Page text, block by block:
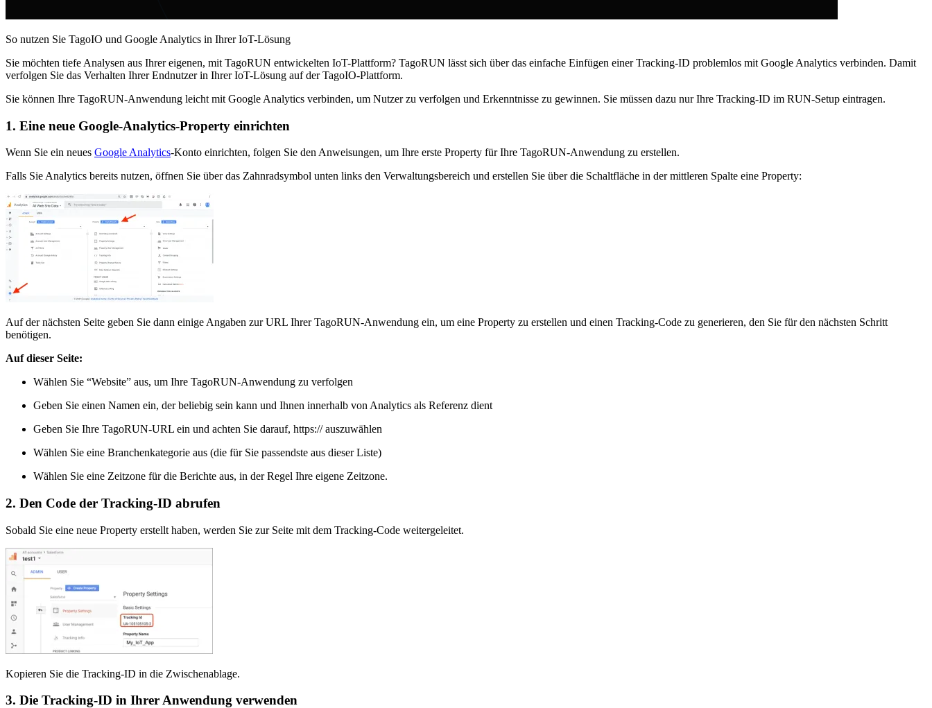
So nutzen Sie TagoIO und Google Analytics in Ihrer IoT-Lösung
Sie möchten tiefe Analysen aus Ihrer eigenen, mit TagoRUN entwickelten IoT-Plattform? TagoRUN lässt sich über das einfache Einfügen einer Tracking-ID problemlos mit Google Analytics verbinden. Damit
verfolgen Sie das Verhalten Ihrer Endnutzer in Ihrer IoT-Lösung auf der TagoIO-Plattform.
Sie können Ihre TagoRUN-Anwendung leicht mit Google Analytics verbinden, um Nutzer zu verfolgen und Erkenntnisse zu gewinnen. Sie müssen dazu nur Ihre Tracking-ID im RUN-Setup eintragen.
1. Eine neue Google-Analytics-Property einrichten
Wenn Sie ein neues Google Analytics-Konto einrichten, folgen Sie den Anweisungen, um Ihre erste Property für Ihre TagoRUN-Anwendung zu erstellen.
Falls Sie Analytics bereits nutzen, öffnen Sie über das Zahnradsymbol unten links den Verwaltungsbereich und erstellen Sie über die Schaltfläche in der mittleren Spalte eine Property:
Auf der nächsten Seite geben Sie dann einige Angaben zur URL Ihrer TagoRUN-Anwendung ein, um eine Property zu erstellen und einen Tracking-Code zu generieren, den Sie für den nächsten Schritt
benötigen.
Auf dieser Seite:
Wählen Sie “Website” aus, um Ihre TagoRUN-Anwendung zu verfolgen
Geben Sie einen Namen ein, der beliebig sein kann und Ihnen innerhalb von Analytics als Referenz dient
Geben Sie Ihre TagoRUN-URL ein und achten Sie darauf, https:// auszuwählen
Wählen Sie eine Branchenkategorie aus (die für Sie passendste aus dieser Liste)
Wählen Sie eine Zeitzone für die Berichte aus, in der Regel Ihre eigene Zeitzone.
2. Den Code der Tracking-ID abrufen
Sobald Sie eine neue Property erstellt haben, werden Sie zur Seite mit dem Tracking-Code weitergeleitet.
Kopieren Sie die Tracking-ID in die Zwischenablage.
3. Die Tracking-ID in Ihrer Anwendung verwenden